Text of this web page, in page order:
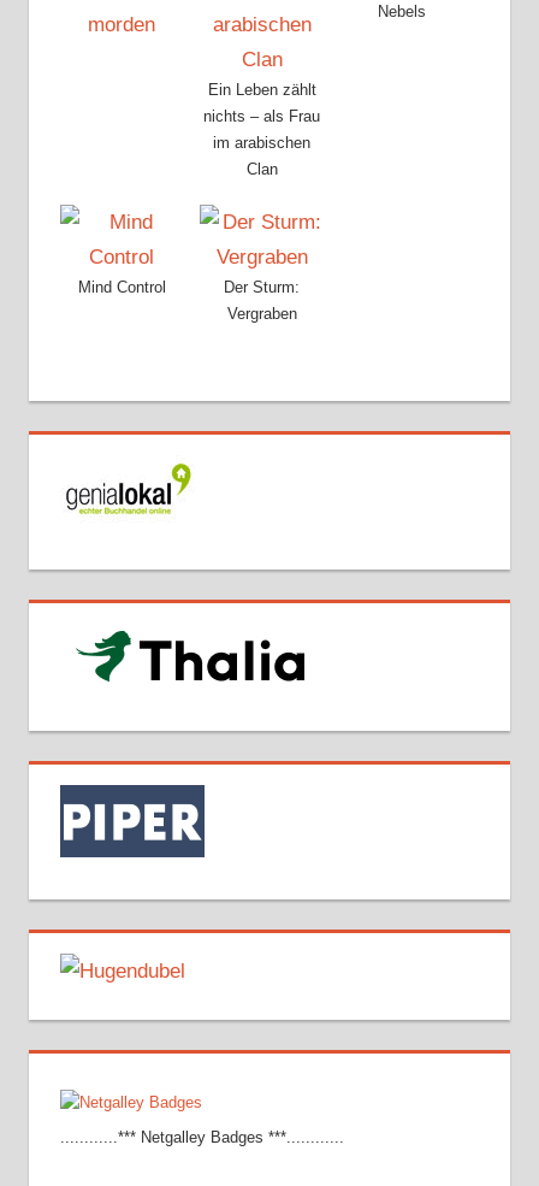
Ein Leben zählt
nichts – als Frau
im arabischen
Clan
Nebels
Mind Control
Der Sturm:
Vergraben
............*** Netgalley Badges ***............